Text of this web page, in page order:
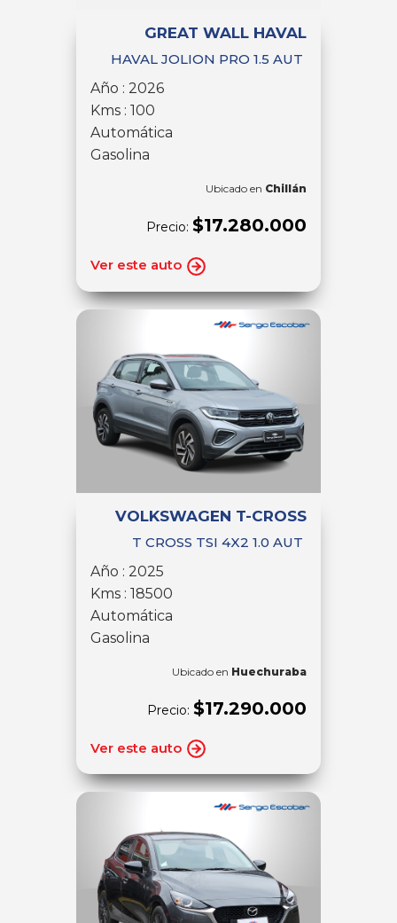
GREAT WALL HAVAL
HAVAL JOLION PRO 1.5 AUT
Año : 2026
Kms : 100
Automática
Gasolina
Ubicado en Chillán
Precio: $17.280.000
Ver este auto
VOLKSWAGEN T-CROSS
T CROSS TSI 4X2 1.0 AUT
Año : 2025
Kms : 18500
Automática
Gasolina
Ubicado en Huechuraba
Precio: $17.290.000
Ver este auto